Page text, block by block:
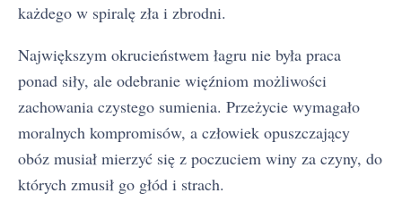
każdego w spiralę zła i zbrodni.
Największym okrucieństwem łagru nie była praca
ponad siły, ale odebranie więźniom możliwości
zachowania czystego sumienia. Przeżycie wymagało
moralnych kompromisów, a człowiek opuszczający
obóz musiał mierzyć się z poczuciem winy za czyny, do
których zmusił go głód i strach.